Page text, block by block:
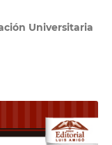
Universitaria